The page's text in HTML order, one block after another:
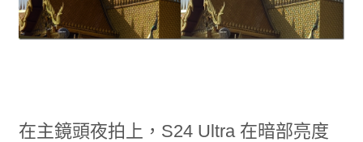
在主鏡頭夜拍上，S24 Ultra 在暗部亮度